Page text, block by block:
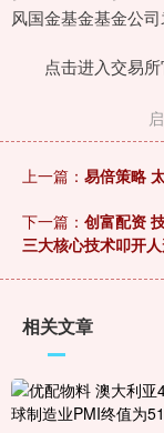
风国金基金基金公
点击进入交易所
上一篇： 易倍策略
下一篇： 创富配资
三大核心技术叩开
相关文章